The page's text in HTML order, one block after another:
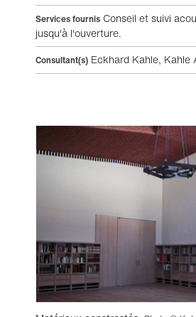
Services fournis Conseil et suivi
jusqu'à l'ouverture.
Consultant(s) Eckhard Kahle, Kahle